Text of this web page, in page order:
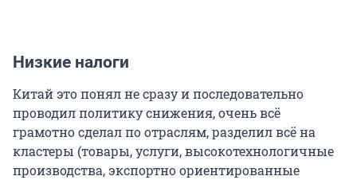
Низкие налоги
Китай это понял не сразу и последовательно
проводил политику снижения, очень всё
грамотно сделал по отраслям, разделил всё на
кластеры (товары, услуги, высокотехнологичные
производства, экспортно ориентированные